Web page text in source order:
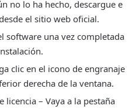
no lo ha hecho, descargue e
el sitio web oficial.
software una vez completada
clic en el icono de engranaje
derecha de la ventana.
licencia – Vaya a la pestaña